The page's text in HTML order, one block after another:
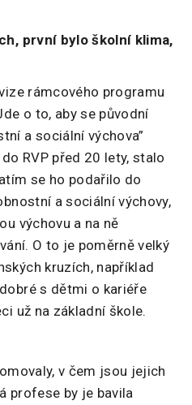
první bylo školní klima,
rámcového programu
o to, aby se původní
a sociální výchova”
RVP před 20 lety, stalo
se ho podařilo do
a sociální výchovy,
výchovu a na ně
O to je poměrně velký
kruzích, například
s dětmi o kariéře
už na základní škole.
v čem jsou jejich
profese by je bavila